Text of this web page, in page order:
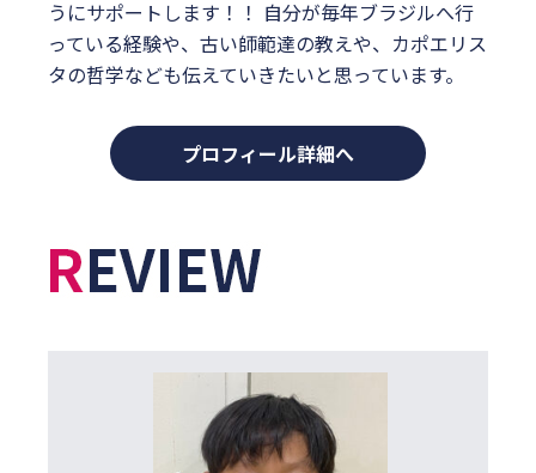
うにサポートします！！ 自分が毎年ブラジルへ行
っている経験や、古い師範達の教えや、カポエリス
タの哲学なども伝えていきたいと思っています。
プロフィール詳細へ